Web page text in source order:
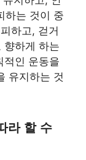
하는 것이 중
하고, 걷거
향하게 하는
적인 운동을
유지하는 것
라 할 수